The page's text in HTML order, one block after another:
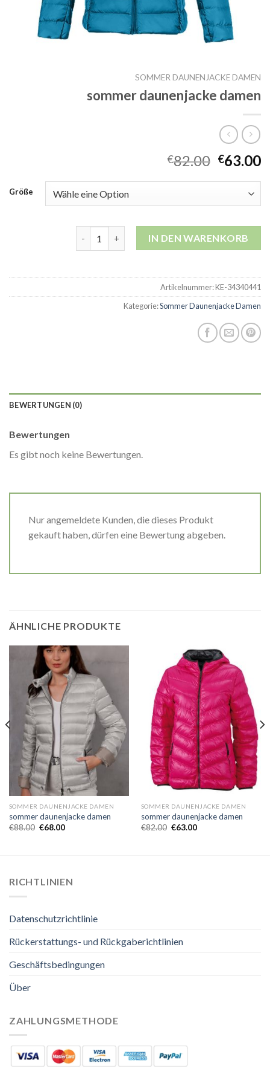
SOMMER DAUNENJACKE DAMEN
sommer daunenjacke damen
€82.00 €63.00
Größe
sommer daunenjacke damen Menge
IN DEN WARENKORB
Artikelnummer:KE-34340441
Kategorie:Sommer Daunenjacke Damen
BEWERTUNGEN (0)
Bewertungen
Es gibt noch keine Bewertungen.
Nur angemeldete Kunden, die dieses Produkt
gekauft haben, dürfen eine Bewertung abgeben.
ÄHNLICHE PRODUKTE
SOMMER DAUNENJACKE DAMEN
sommer daunenjacke damen
€88.00 €68.00
SOMMER DAUNENJACKE DAMEN
sommer daunenjacke damen
€82.00 €63.00
RICHTLINIEN
Datenschutzrichtlinie
Rückerstattungs- und Rückgaberichtlinien
Geschäftsbedingungen
Über
ZAHLUNGSMETHODE